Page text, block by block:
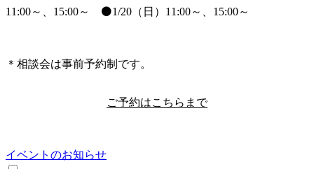
11:00～、15:00～ ⚫1/20（日）11:00～、15:00～
＊相談会は事前予約制です。
ご予約はこちらまで
イベントのお知らせ